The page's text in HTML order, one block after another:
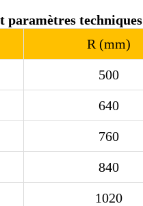
paramètres techniques
R (mm)
500
640
760
840
1020